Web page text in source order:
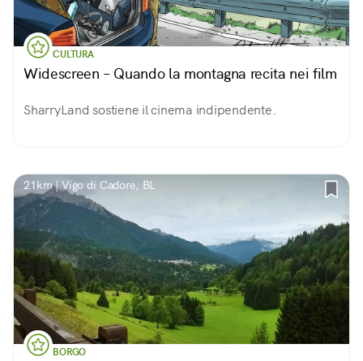
CULTURA
Widescreen – Quando la montagna recita nei film
SharryLand sostiene il cinema indipendente.
21km | Vigo di Cadore, BL
BORGO